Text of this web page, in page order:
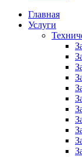
Главная
Услуги